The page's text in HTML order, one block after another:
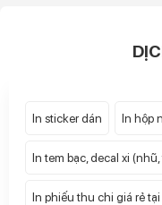
In sticker dán In hộp
In tem bạc, decal xi
In phiếu thu chi giá rẻ tại